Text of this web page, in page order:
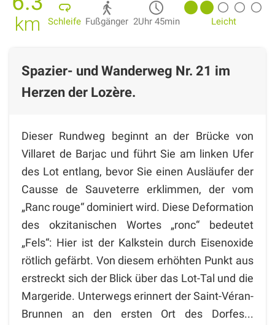
km Schleife Fußgänger 2Uhr 45min Leicht
Spazier- und Wanderweg Nr. 21 im
Herzen der Lozère.
Dieser Rundweg beginnt an der Brücke von
Villaret de Barjac und führt Sie am linken Ufer
des Lot entlang, bevor Sie einen Ausläufer der
Causse de Sauveterre erklimmen, der vom
„Ranc rouge“ dominiert wird. Diese Deformation
des okzitanischen Wortes „ronc“ bedeutet
„Fels“: Hier ist der Kalkstein durch Eisenoxide
rötlich gefärbt. Von diesem erhöhten Punkt aus
erstreckt sich der Blick über das Lot-Tal und die
Margeride. Unterwegs erinnert der Saint-Véran-
Brunnen an den ersten Ort des Dorfes...